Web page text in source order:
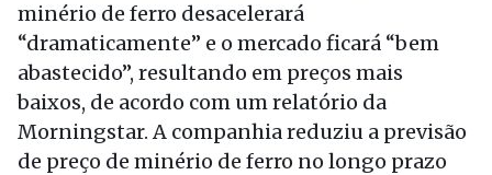
minério de ferro desacelerará
“dramaticamente” e o mercado ficará “bem
abastecido”, resultando em preços mais
baixos, de acordo com um relatório da
Morningstar. A companhia reduziu a previsão
de preço de minério de ferro no longo prazo